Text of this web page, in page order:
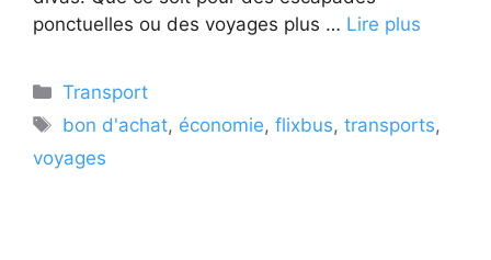
ponctuelles ou des voyages plus … Lire plus
Catégories
Transport
Étiquettes
bon d'achat, économie,flixbus,transports,
voyages